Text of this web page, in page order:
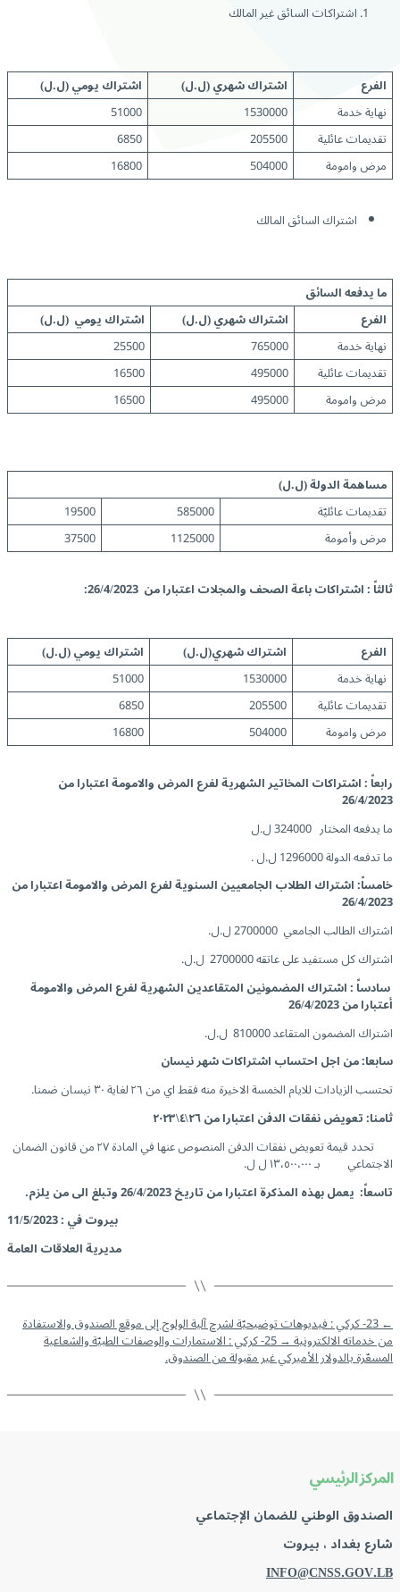
اشتراكات السائق غير المالك
الفرع اشتراك شهري (ل.ل)
اشتراك يومي (ل.ل)
نهاية خدمة
1530000
51000
تقديمات عائلية
205500
6850
مرض وامومة
504000
16800
اشتراك السائق المالك
ما يدفعه السائق
الفرع
اشتراك شهري(ل.ل) اشتراك يومي (ل.ل)
نهاية خدمة
765000
25500
تقديمات عائلية
495000
16500
مرض وامومة
495000
16500
مساهمة الدولة(ل.ل)
تقديمات عائليّة
585000
19500
مرض وأمومة
1125000
37500
ثالثاً: اشتراكات باعة الصحف والمجلات اعتبارا من 26/4/2023:
الفرع اشتراك شهري(ل.ل)
اشتراك يومي (ل.ل)
نهاية خدمة
1530000
51000
تقديمات عائلية
205500
6850
مرض وامومة
504000
16800
رابعاً: اشتراكات المخاتير الشهرية لفرع المرض والامومة اعتبارا من
26/4/2023
ما يدفعه المختار 324000 ل.ل
ما تدفعه الدولة 1296000 ل.ل .
خامساً: اشتراك الطلاب الجامعيين السنوية لفرع المرض والامومة اعتبارا من
26/4/2023
اشتراك الطالب الجامعي 2700000 ل.ل.
اشتراك كل مستفيد على عاتقه 2700000 ل.ل.
سادساً: اشتراك المضمونين المتقاعدين الشهرية لفرع المرض والامومة
أعتبارا من 26/4/2023
اشتراك المضمون المتقاعد 810000 ل.ل.
سابعا: من اجل احتساب اشتراكات شهر نيسان
تحتسب الزيادات للايام الخمسة الاخيرة منه فقط اي من ٢٦ لغاية ٣٠ نيسان ضمنا.
ثامنا: تعويض نفقات الدفن اعتبارا من ٢٦\٤\٢٠٢٣
تحدد قيمة تعويض نفقات الدفن المنصوص عنها في المادة ٢٧ من قانون الضمان
الاجتماعي بـ ١٣،٥٠٠،٠٠٠ ل ل.
تاسعاً: يعمل بهذه المذكرة اعتبارا من تاريخ 26/4/2023 وتبلغ الى من يلزم.
بيروت في : 11/5/2023
مديرية العلاقات العامة
← 23- كركي : فيديوهات توضيحيّة لشرح آلية الولوج إلى موقع الصندوق والاستفادة
من خدماته الالكترونية→ 25- كركي : الاستمارات والوصفات الطبيّة والشعاعية
المسعّرة بالدولار الأميركي غير مقبولة من الصندوق.
المركز الرئيسي
الصندوق الوطني للضمان الإجتماعي
شارع بغداد ، بيروت
INFO@CNSS.GOV.LB